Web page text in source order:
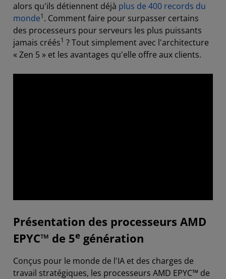
alors qu'ils détiennent déjà plus de 400 records du
monde1. Comment faire pour surpasser certains
des processeurs pour serveurs les plus puissants
jamais créés1 ? Tout simplement avec l'architecture
« Zen 5 » et les avantages qu'elle offre aux clients.
Présentation des processeurs AMD
EPYC™ de 5e génération
Conçus pour le monde de l'IA et des charges de
travail stratégiques, les processeurs AMD EPYC™ de